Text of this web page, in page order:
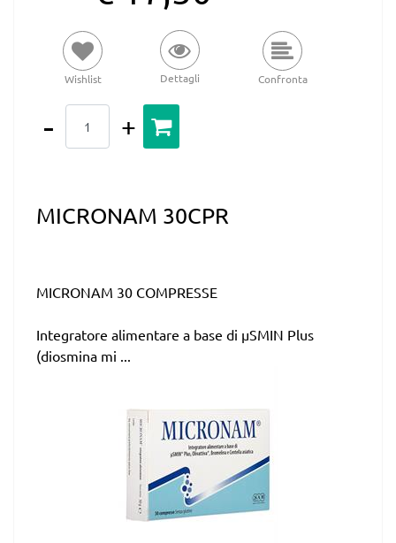
Wishlist Dettagli Confronta
MICRONAM 30CPR
MICRONAM 30 COMPRESSE
Integratore alimentare a base di µSMIN Plus
(diosmina mi ...